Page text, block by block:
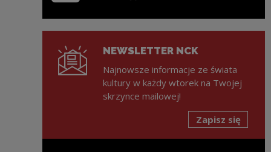
NEWSLETTER NCK
Najnowsze informacje ze świata
kultury w każdy wtorek na Twojej
skrzynce mailowej!
Zapisz się